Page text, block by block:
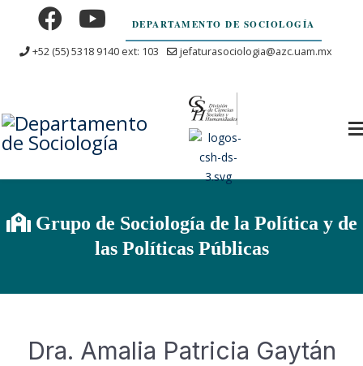
DEPARTAMENTO DE SOCIOLOGÍA
+52 (55) 5318 9140 ext: 103
jefaturasociologia@azc.uam.mx
Grupo de Sociología de la Política y de
las Políticas Públicas
Dra. Amalia Patricia Gaytán